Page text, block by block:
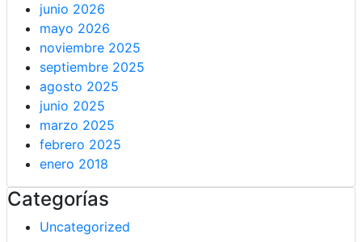
junio 2026
mayo 2026
noviembre 2025
septiembre 2025
agosto 2025
junio 2025
marzo 2025
febrero 2025
enero 2018
Categorías
Uncategorized